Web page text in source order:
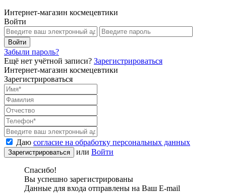
Интернет-магазин космецевтики
Войти
Забыли пароль?
Ещё нет учётной записи? Зарегистрироваться
Интернет-магазин космецевтики
Зарегистрироваться
Даю согласие на обработку персональных данных
или Войти
Спасибо!
Вы успешно зарегистрированы
Данные для входа отправлены на Ваш E-mail